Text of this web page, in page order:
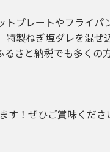
プレートやフライパ
製ねぎ塩ダレを混ぜ
さと納税でも多くの
す！ぜひご賞味くださ